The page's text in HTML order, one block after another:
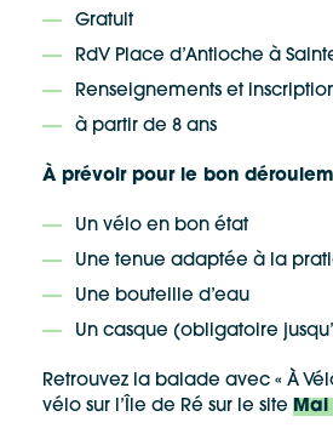
Gratuit
RdV Place d’Antioche à
Renseignements et
à partir de 8 ans
À prévoir pour le bon
Un vélo en bon état
Une tenue adaptée à la
Une bouteille d’eau
Un casque (obligatoire
Retrouvez la balade avec « À
vélo sur l’Île de Ré sur le site Mai
Waze